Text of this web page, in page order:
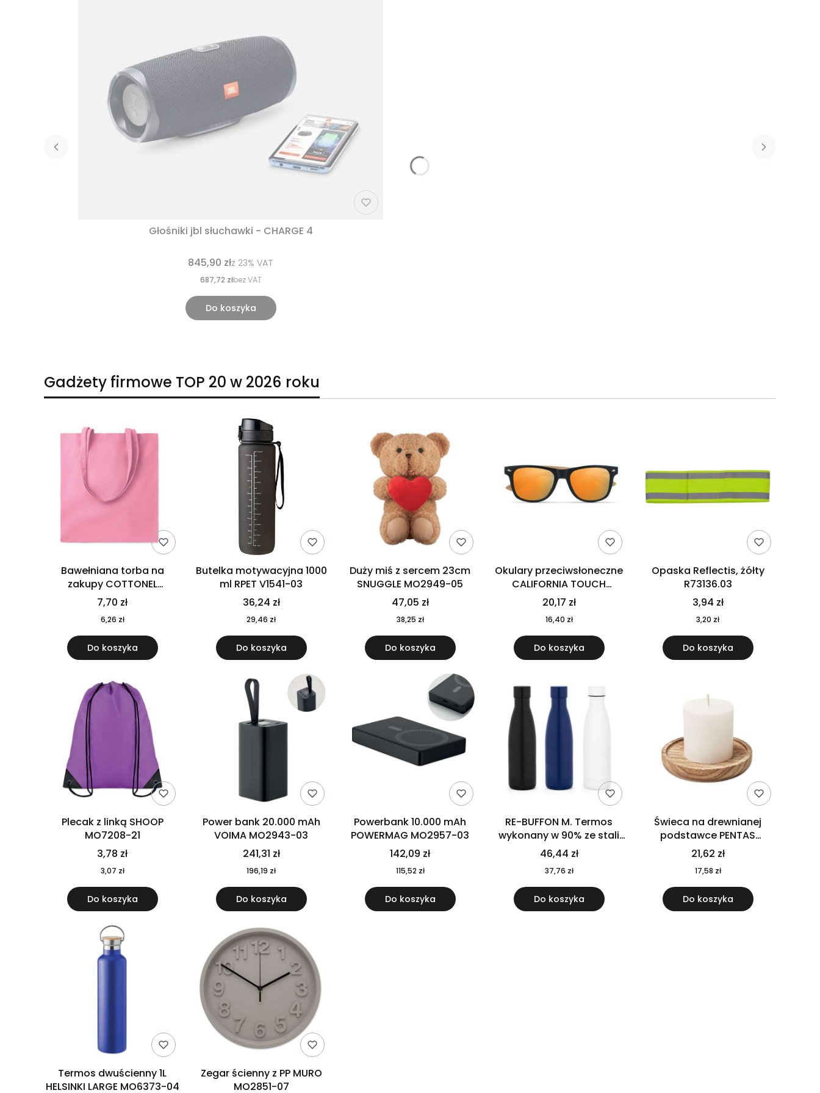
Głośniki jbl słuchawki - CHARGE 4
845,90 złz 23% VAT
687,72 złbez VAT
Do koszyka
Gadżety firmowe TOP 20 w 2026 roku
Bawełniana torba na
zakupy COTTONEL
COLOUR++ MO9846-11
7,70 zł
6,26 zł
Do koszyka
Butelka motywacyjna 1000
ml RPET V1541-03
36,24 zł
29,46 zł
Do koszyka
Duży miś z sercem 23cm
SNUGGLE MO2949-05
47,05 zł
38,25 zł
Do koszyka
Okulary przeciwsłoneczne
CALIFORNIA TOUCH
MO9617-10
20,17 zł
16,40 zł
Do koszyka
Opaska Reflectis, żółty
R73136.03
3,94 zł
3,20 zł
Do koszyka
Plecak z linką SHOOP
MO7208-21
3,78 zł
3,07 zł
Do koszyka
Power bank 20.000 mAh
VOIMA MO2943-03
241,31 zł
196,19 zł
Do koszyka
Powerbank 10.000 mAh
POWERMAG MO2957-03
142,09 zł
115,52 zł
Do koszyka
RE-BUFFON M. Termos
wykonany w 90% ze stali
nierdzewnej pochodzącej z
recyklingu 520 ml 94294
46,44 zł
37,76 zł
Do koszyka
Świeca na drewnianej
podstawce PENTAS
MO6282-40
21,62 zł
17,58 zł
Do koszyka
Termos dwuścienny 1L
HELSINKI LARGE MO6373-04
Zegar ścienny z PP MURO
MO2851-07